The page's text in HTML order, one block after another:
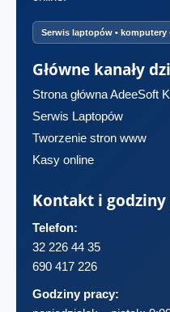
Serwis laptopów • komputery
Główne kanały
Strona główna AdeeSoft
Serwis Laptopów
Tworzenie stron www
Kasy online
Kontakt i
Telefon:
32 226 44 35
690 417 226
Godziny pracy: